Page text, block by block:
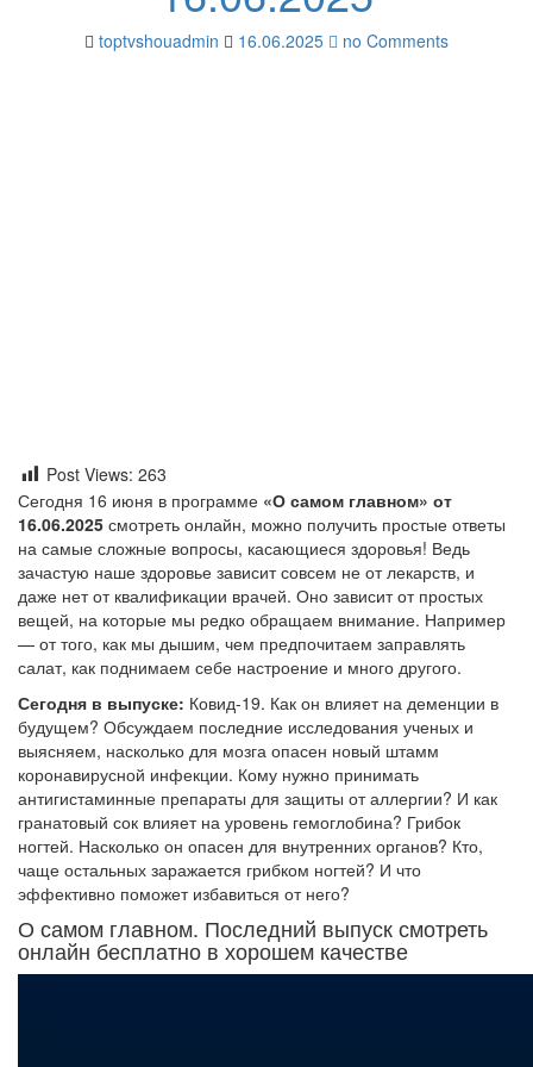
toptvshouadmin 16.06.2025 no Comments
Post Views: 263
Сегодня 16 июня в программе «О самом главном» от
16.06.2025 смотреть онлайн, можно получить простые ответы
на самые сложные вопросы, касающиеся здоровья! Ведь
зачастую наше здоровье зависит совсем не от лекарств, и
даже нет от квалификации врачей. Оно зависит от простых
вещей, на которые мы редко обращаем внимание. Например
— от того, как мы дышим, чем предпочитаем заправлять
салат, как поднимаем себе настроение и много другого.
Сегодня в выпуске: Ковид-19. Как он влияет на деменции в
будущем? Обсуждаем последние исследования ученых и
выясняем, насколько для мозга опасен новый штамм
коронавирусной инфекции. Кому нужно принимать
антигистаминные препараты для защиты от аллергии? И как
гранатовый сок влияет на уровень гемоглобина? Грибок
ногтей. Насколько он опасен для внутренних органов? Кто,
чаще остальных заражается грибком ногтей? И что
эффективно поможет избавиться от него?
О самом главном. Последний выпуск смотреть
онлайн бесплатно в хорошем качестве